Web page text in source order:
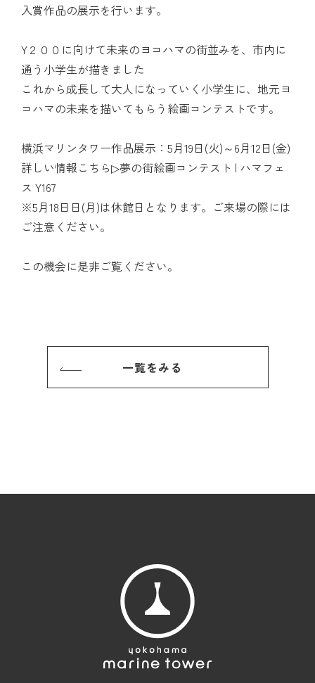
入賞作品の展示を行います。
Y２００に向けて未来のヨコハマの街並みを、市内に
通う小学生が描きました
これから成長して大人になっていく小学生に、地元ヨ
コハマの未来を描いてもらう絵画コンテストです。
横浜マリンタワー作品展示：5月19日(火)～6月12日(金)
詳しい情報こちら▷夢の街絵画コンテスト | ハマフェ
ス Y167
※5月18日日(月)は休館日となります。ご来場の際には
ご注意ください。
この機会に是非ご覧ください。
一覧をみる